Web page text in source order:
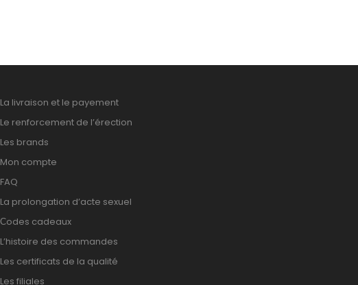
La livraison et le payement
Le renforcement de l’érection
Les brands
Mon compte
FAQ
La prolongation d’acte sexuel
Сodes cadeaux
L’histoire des commandes
Les certificats de la qualité
Les filiales